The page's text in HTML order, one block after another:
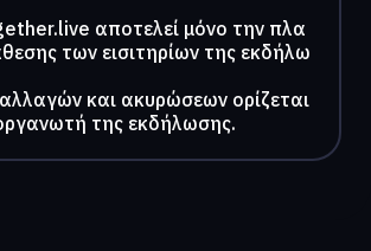
αποτελεί μόνο την πλα
των εισιτηρίων της εκδήλω
και ακυρώσεων ορίζεται
της εκδήλωσης.